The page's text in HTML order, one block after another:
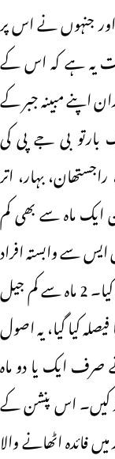
جنہوں نے اس پر
بات یہ ہے کہ اس کے
اپنے مبینہ جبر کے
بی جے پی کی
بہار، اتر
ایک ماہ سے بھی کم
سے وابستہ افراد
کو دس ہزار روپے تک ماہانہ پنشن دینے کا فیصلہ کیا۔ 2 ماہ سے کم جیل
کا فیصلہ کیا گیا، یہ اصول
صرف ایک یا دو ماہ
کیں۔ اس پنشن کے
فائدہ اٹھانے والا